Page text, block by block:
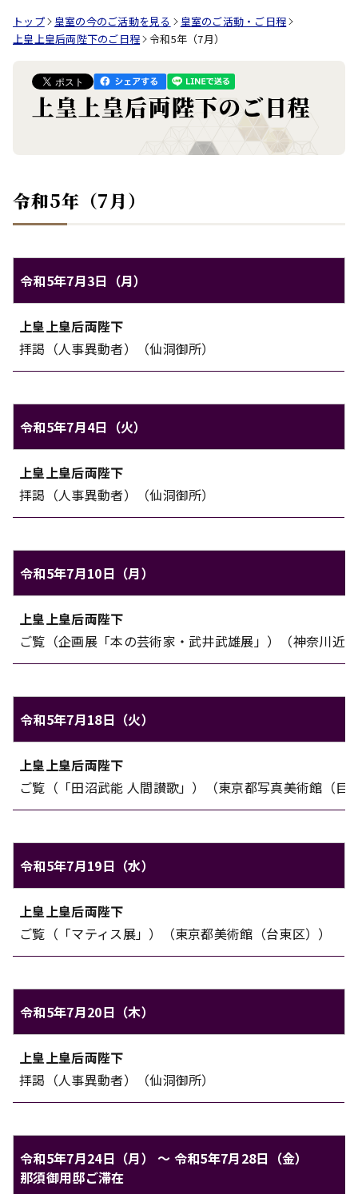
トップ 皇室の今のご活動を見る
皇室のご活動・ご日程
上皇上皇后両陛下のご日程
令和5年（7月）
上皇上皇后両陛下のご日程
令和5年（7月）
令和5年7月3日（月）
対象 内容
上皇上皇后両陛下
拝謁（人事異動者）（仙洞御所）
令和5年7月4日（火）
対象 内容
上皇上皇后両陛下
拝謁（人事異動者）（仙洞御所）
令和5年7月10日（月）
対象 内容
上皇上皇后両陛下
ご覧（企画展「本の芸術家・武井武雄展」）（神奈川近
令和5年7月18日（火）
対象 内容
上皇上皇后両陛下
ご覧（「田沼武能 人間讃歌」）（東京都写真美術館（目
令和5年7月19日（水）
対象 内容
上皇上皇后両陛下
ご覧（「マティス展」）（東京都美術館（台東区））
令和5年7月20日（木）
対象 内容
上皇上皇后両陛下
拝謁（人事異動者）（仙洞御所）
令和5年7月24日（月） ～ 令和5年7月28日（金）
那須御用邸ご滞在